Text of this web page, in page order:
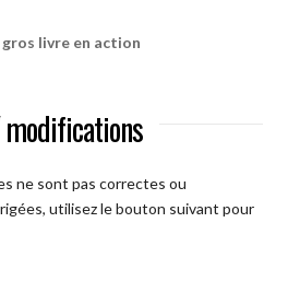
gros livre en action
ne sont pas correctes ou
utilisez le bouton suivant pour